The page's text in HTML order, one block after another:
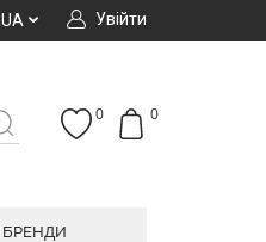
Увійти
UA
0
0
БРЕНДИ